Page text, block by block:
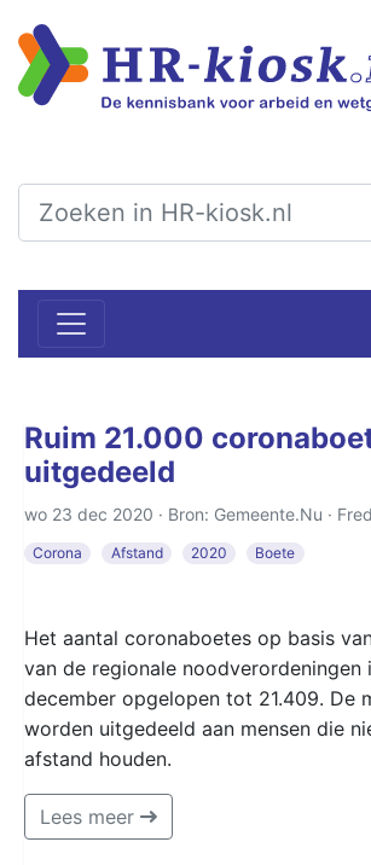
Ruim 21.000
uitgedeeld
wo 23 dec 2020 · Bron: Gemeente.Nu ·
Corona Afstand 2020 Boete
Het aantal coronaboetes op basis
van de regionale noodverordeningen
december opgelopen tot 21.409. De
worden uitgedeeld aan mensen die
afstand houden.
Lees meer